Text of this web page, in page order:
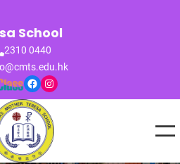
School
2310 0440
Facebook Instagram